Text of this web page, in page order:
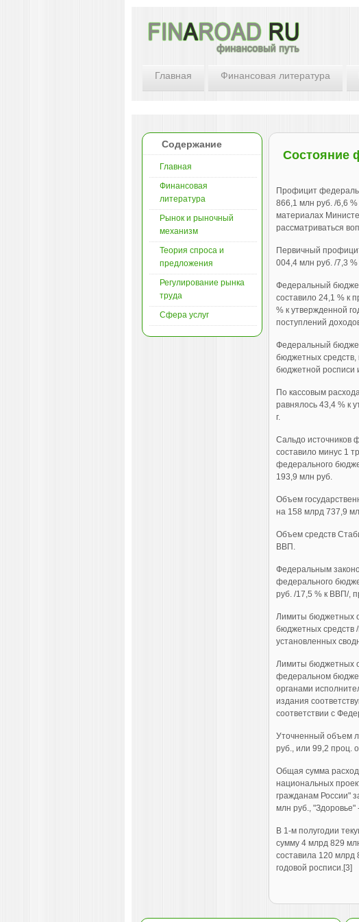
Главная Финансовая литература
Состояние
Профицит
866,1 млн руб. /6,6
материалах
рассматриваться
Первичный
004,4 млн руб. /7,3
Федеральный
составило 24,1 % к
% к утвержденной
поступлений
Федеральный
бюджетных средств,
бюджетной росписи
По кассовым
равнялось 43,4 % к
г.
Сальдо источников
составило минус 1
федерального
193,9 млн руб.
Объем
на 158 млрд 737,9
Объем средств
ВВП.
Федеральным
федерального
руб. /17,5 % к ВВП/,
Лимиты бюджетных
бюджетных средств
установленных
Лимиты бюджетных
федеральном
органами
издания
соответствии с
Уточненный объем
руб., или 99,2 проц.
Общая сумма
национальных
гражданам России"
млн руб.,
В 1-м полугодии
сумму 4 млрд 829
составила 120 млрд
годовой росписи.[3]
Содержание
Главная
Финансовая
литература
Рынок и рыночный
механизм
Теория спроса и
предложения
Регулирование рынка
труда
Сфера услуг